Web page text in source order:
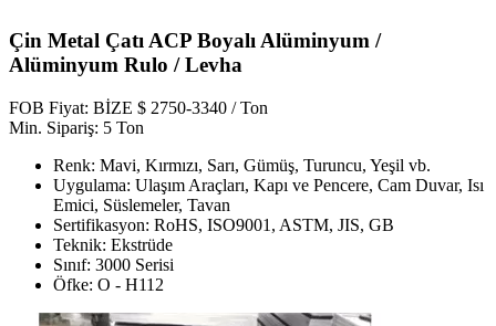
Çin Metal Çatı ACP Boyalı Alüminyum /
Alüminyum Rulo / Levha
FOB Fiyat: BİZE $ 2750-3340 / Ton
Min. Sipariş: 5 Ton
Renk: Mavi, Kırmızı, Sarı, Gümüş, Turuncu, Yeşil vb.
Uygulama: Ulaşım Araçları, Kapı ve Pencere, Cam Duvar, Isı
Emici, Süslemeler, Tavan
Sertifikasyon: RoHS, ISO9001, ASTM, JIS, GB
Teknik: Ekstrüde
Sınıf: 3000 Serisi
Öfke: O - H112